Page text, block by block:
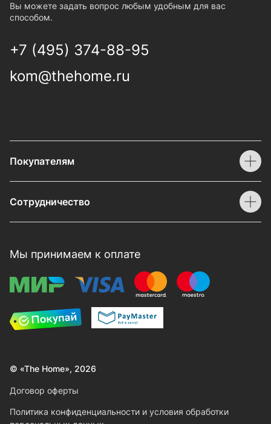
Вы можете задать вопрос любым удобным для вас
способом.
+7 (495) 374-88-95
kom@thehome.ru
Покупателям
Сотрудничество
Мы принимаем к оплате
© «The Home», 2026
Договор оферты
Политика конфиденциальности и условия обработки